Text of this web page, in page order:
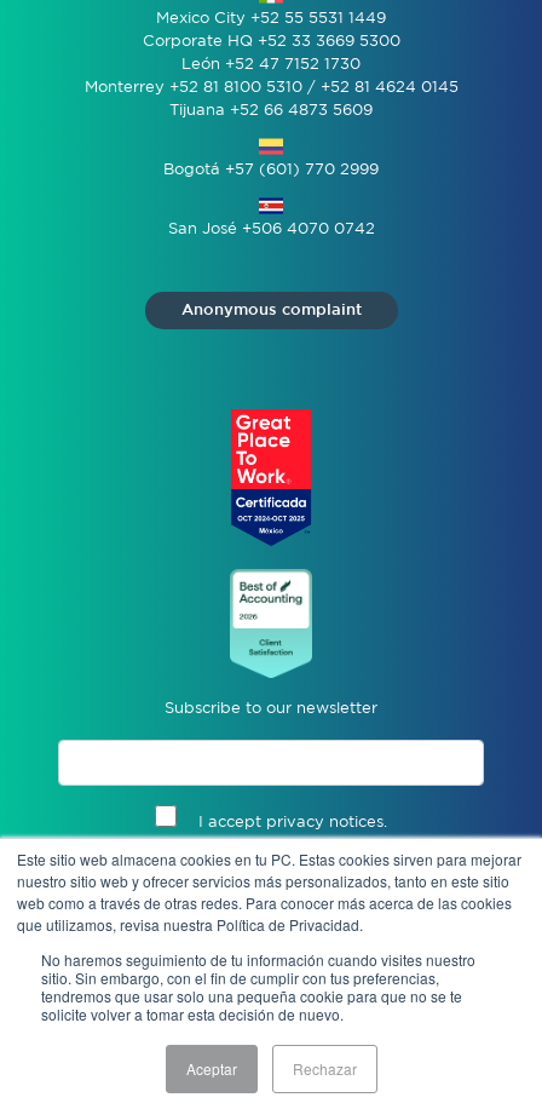
Este sitio web almacena cookies en tu PC. Estas cookies sirven para mejorar
nuestro sitio web y ofrecer servicios más personalizados, tanto en este sitio
web como a través de otras redes. Para conocer más acerca de las cookies
que utilizamos, revisa nuestra Política de Privacidad.
No haremos seguimiento de tu información cuando visites nuestro
sitio. Sin embargo, con el fin de cumplir con tus preferencias,
tendremos que usar solo una pequeña cookie para que no se te
solicite volver a tomar esta decisión de nuevo.
Aceptar Rechazar
Mexico City +52 55 5531 1449
Corporate HQ +52 33 3669 5300
León +52 47 7152 1730
Monterrey +52 81 8100 5310 / +52 81 4624 0145
Tijuana +52 66 4873 5609
Bogotá +57 (601) 770 2999
San José +506 4070 0742
Anonymous complaint
Subscribe to our newsletter
I accept privacy notices.
Send